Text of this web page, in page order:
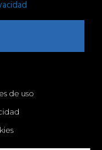
de uso